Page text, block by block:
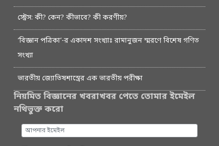
স্ট্রেস: কী? কেন? কীভাবে? কী করণীয়?
‘বিজ্ঞান পত্রিকা’-র একাদশ সংখ্যাঃ রামানুজন স্মরণে বিশেষ গণিত
সংখ্যা
ভারতীয় জ্যোতিষশাস্ত্রের এক ভারতীয় পরীক্ষা
নিয়মিত বিজ্ঞানের খবরাখবর পেতে তোমার ইমেইল
নথিভুক্ত করো